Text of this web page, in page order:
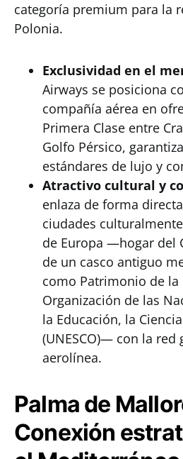
categoría premium para la
Polonia.
Exclusividad en el
Airways se posiciona
compañía aérea en
Primera Clase entre
Golfo Pérsico,
estándares de lujo y
Atractivo cultural y
enlaza de forma
ciudades
de Europa —hogar del
de un casco antiguo
como Patrimonio de
Organización de las
la Educación, la
(UNESCO)— con la red
aerolínea.
Palma de
Conexión